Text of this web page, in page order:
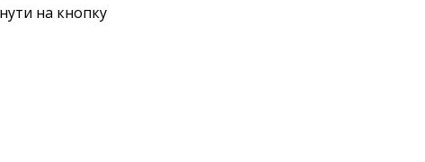
на кнопку